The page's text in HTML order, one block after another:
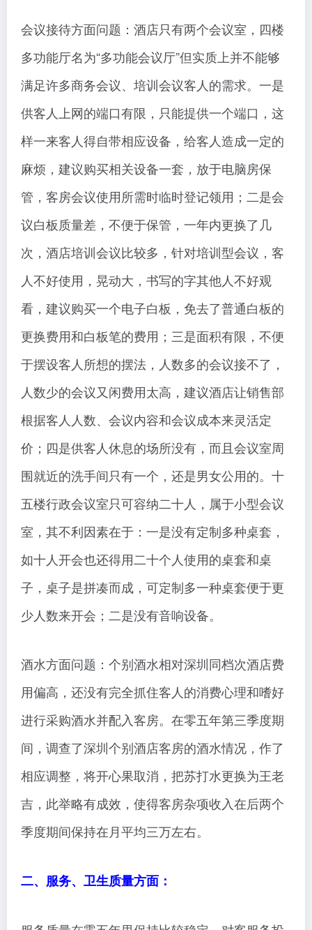
会议接待方面问题：酒店只有两个会议室，四楼
多功能厅名为“多功能会议厅”但实质上并不能够
满足许多商务会议、培训会议客人的需求。一是
供客人上网的端口有限，只能提供一个端口，这
样一来客人得自带相应设备，给客人造成一定的
麻烦，建议购买相关设备一套，放于电脑房保
管，客房会议使用所需时临时登记领用；二是会
议白板质量差，不便于保管，一年内更换了几
次，酒店培训会议比较多，针对培训型会议，客
人不好使用，晃动大，书写的字其他人不好观
看，建议购买一个电子白板，免去了普通白板的
更换费用和白板笔的费用；三是面积有限，不便
于摆设客人所想的摆法，人数多的会议接不了，
人数少的会议又闲费用太高，建议酒店让销售部
根据客人人数、会议内容和会议成本来灵活定
价；四是供客人休息的场所没有，而且会议室周
围就近的洗手间只有一个，还是男女公用的。十
五楼行政会议室只可容纳二十人，属于小型会议
室，其不利因素在于：一是没有定制多种桌套，
如十人开会也还得用二十个人使用的桌套和桌
子，桌子是拼凑而成，可定制多一种桌套便于更
少人数来开会；二是没有音响设备。
酒水方面问题：个别酒水相对深圳同档次酒店费
用偏高，还没有完全抓住客人的消费心理和嗜好
进行采购酒水并配入客房。在零五年第三季度期
间，调查了深圳个别酒店客房的酒水情况，作了
相应调整，将开心果取消，把苏打水更换为王老
吉，此举略有成效，使得客房杂项收入在后两个
季度期间保持在月平均三万左右。
二、服务、卫生质量方面：